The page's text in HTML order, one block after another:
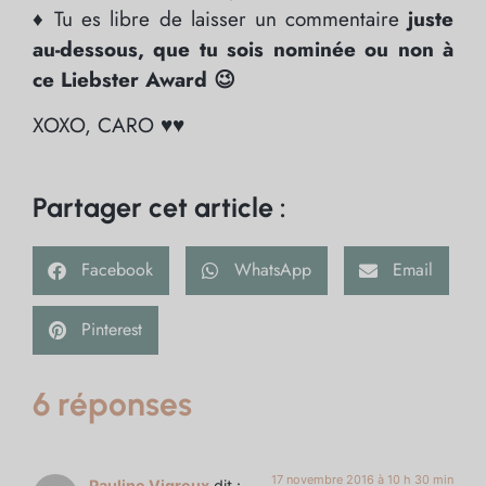
♦ Tu es libre de laisser un commentaire juste
au-dessous, que tu sois nominée ou non à
ce Liebster Award 😉
XOXO, CARO ♥♥
Partager cet article :
Facebook WhatsApp Email
Pinterest
6 réponses
17 novembre 2016 à 10 h 30 min